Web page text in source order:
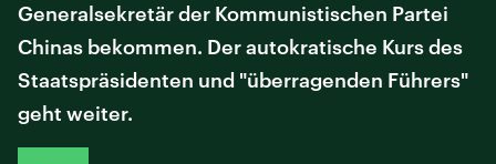
Generalsekretär der Kommunistischen Partei
Chinas bekommen. Der autokratische Kurs des
Staatspräsidenten und "überragenden Führers"
geht weiter.